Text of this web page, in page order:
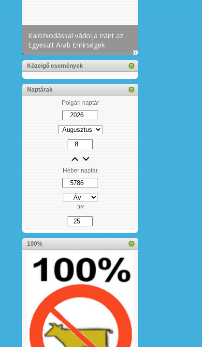
Közelgő események
Naptárak
Polgári naptár
Héber naptár
אב
100%